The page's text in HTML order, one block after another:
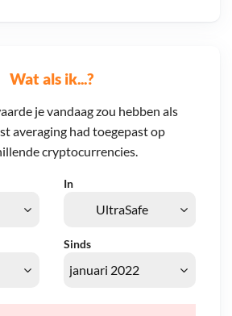
Wat als ik...?
je vandaag zou hebben als
averaging had toegepast op
cryptocurrencies.
In
Sinds